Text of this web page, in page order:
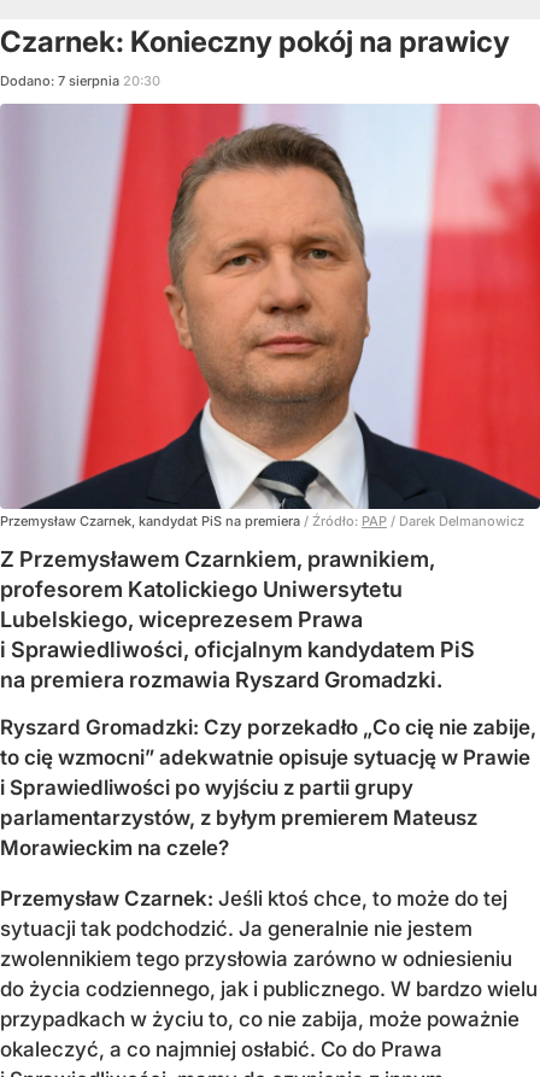
Czarnek: Konieczny pokój na prawicy
Dodano: 7 sierpnia 20:30
Przemysław Czarnek, kandydat PiS na premiera / Źródło: PAP / Darek Delmanowicz
Z Przemysławem Czarnkiem, prawnikiem,
profesorem Katolickiego Uniwersytetu
Lubelskiego, wiceprezesem Prawa
i Sprawiedliwości, oficjalnym kandydatem PiS
na premiera rozmawia Ryszard Gromadzki.
Ryszard Gromadzki: Czy porzekadło „Co cię nie zabije,
to cię wzmocni” adekwatnie opisuje sytuację w Prawie
i Sprawiedliwości po wyjściu z partii grupy
parlamentarzystów, z byłym premierem Mateusz
Morawieckim na czele?
Przemysław Czarnek: Jeśli ktoś chce, to może do tej
sytuacji tak podchodzić. Ja generalnie nie jestem
zwolennikiem tego przysłowia zarówno w odniesieniu
do życia codziennego, jak i publicznego. W bardzo wielu
przypadkach w życiu to, co nie zabija, może poważnie
okaleczyć, a co najmniej osłabić. Co do Prawa